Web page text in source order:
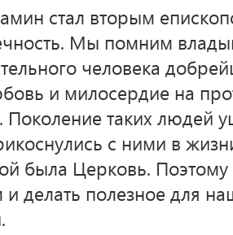
стал вторым
Мы помним
человека
и милосердие на
Поколение таких людей
с ними в
была Церковь. Поэтому
делать полезное для